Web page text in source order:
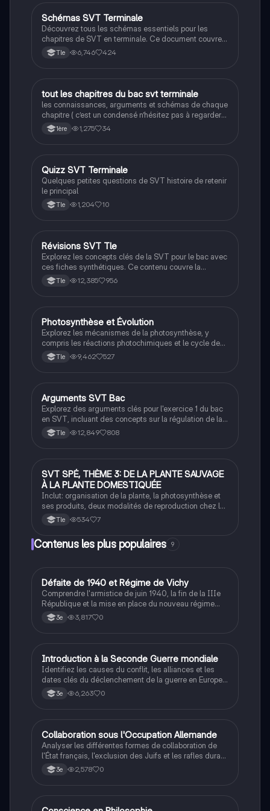
terminale.
SVT
Schémas SVT Terminale
Découvrez tous les schémas essentiels pour les
chapitres de SVT en terminale. Ce document couvre
des thèmes variés tels que la photosynthèse, la
reproduction des plantes, la génétique, et les réflexes
géologie. Type : résumé visuel.
Tle 6,746 424
SVT
tout les chapitres du bac svt terminale
les connaissances, arguments et schémas de chaque
chapitre ( c’est un condensé n’hésitez pas à regarder
vos cours et faire des annales)
1ère 1,275 34
QSVT
Quizz SVT Terminale
Quelques petites questions de SVT histoire de retenir
le principal
Tle 1,204 10
SVT
Révisions SVT Tle
Explorez les concepts clés de la SVT pour le bac avec
ces fiches synthétiques. Ce contenu couvre la
génétique, la reproduction, le système nerveux, la
photosynthèse, et bien plus encore. Idéal pour une
Tle 12,385 956
SVT
Photosynthèse et Évolution
Explorez les mécanismes de la photosynthèse, y
compris les réactions photochimiques et le cycle de
Calvin-Benson, ainsi que leur impact sur l'évolution
des plantes et des écosystèmes. Ce document
réponses physiologiques au stress. Type : résumé
éducatif.
Tle 9,462 527
SVT
Arguments SVT Bac
Explorez des arguments clés pour l'exercice 1 du bac
en SVT, incluant des concepts sur la régulation de la
glycémie, le système nerveux humain, la génétique, et
la datation relative des roches. Ce document présente
l'examen.
Tle 12,849 808
SVT
SVT SPÉ, THÈME 3: DE LA PLANTE SAUVAGE
À LA PLANTE DOMESTIQUÉE
Inclut: organisation de la plante, la photosynthèse et
ses produits, deux modalités de reproduction chez la
plante, la germination et les fruits, domestication des
plantes et techniques de domestication.
Tle 534 7
Contenus les plus populaires 9
DHistoire
Défaite de 1940 et Régime de Vichy
Comprendre l'armistice de juin 1940, la fin de la IIIe
République et la mise en place du nouveau régime
autoritaire de Philippe Pétain.
3e 3,817 0
IHistoire
Introduction à la Seconde Guerre mondiale
Identifiez les causes du conflit, les alliances et les
dates clés du déclenchement de la guerre en Europe
et dans le Pacifique.
3e 6,263 0
CHistoire
Collaboration sous l'Occupation Allemande
Analyser les différentes formes de collaboration de
l'État français, l'exclusion des Juifs et les rafles durant
la Seconde Guerre mondiale.
3e 2,578 0